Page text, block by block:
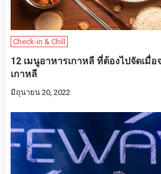
Check-in & Chill
12 เมนูอาหารเกาหลี ที่ต้องไปจัดเมื่อ
เกาหลี
มิถุนายน 20, 2022